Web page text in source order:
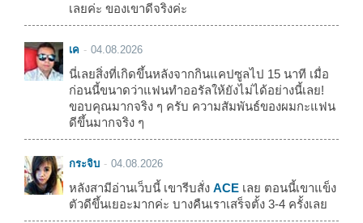
เลยค่ะ ของเขาดีจริงค่ะ
เค 04.08.2026
นี่เลยสิ่งที่เกิดขึ้นหลังจากกินแคปซูลไป 15 นาที เมื่อ
ก่อนนี้ขนาดว่าแฟนทำออรัลให้ยังไม่ได้อย่างนี้เลย!
ขอบคุณมากจริง ๆ ครับ ความสัมพันธ์ของผมกะแฟน
ดีขึ้นมากจริง ๆ
กระจิบ 04.08.2026
หลังสามีอ่านเว็บนี้ เขารีบสั่ง ACE เลย ตอนนี้เขาแข็ง
ตัวดีขึ้นเยอะมากค่ะ บางคืนเราเสร็จตั้ง 3-4 ครั้งเลย